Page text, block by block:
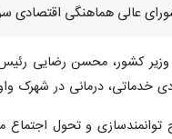
عالی هماهنگی اقتصادی
وزیر کشور، محسن رضایی